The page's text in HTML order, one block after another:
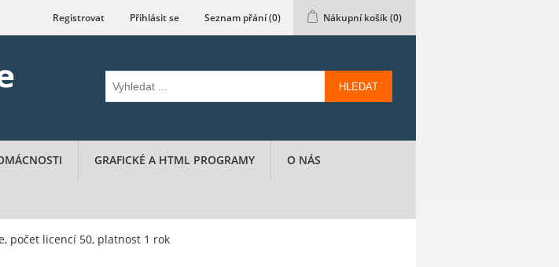
Registrovat Přihlásit se Seznam přání(0) Nákupní košík(0)
HLEDAT
GRAFICKÉ A HTML PROGRAMY O NÁS
počet licencí 50, platnost 1 rok